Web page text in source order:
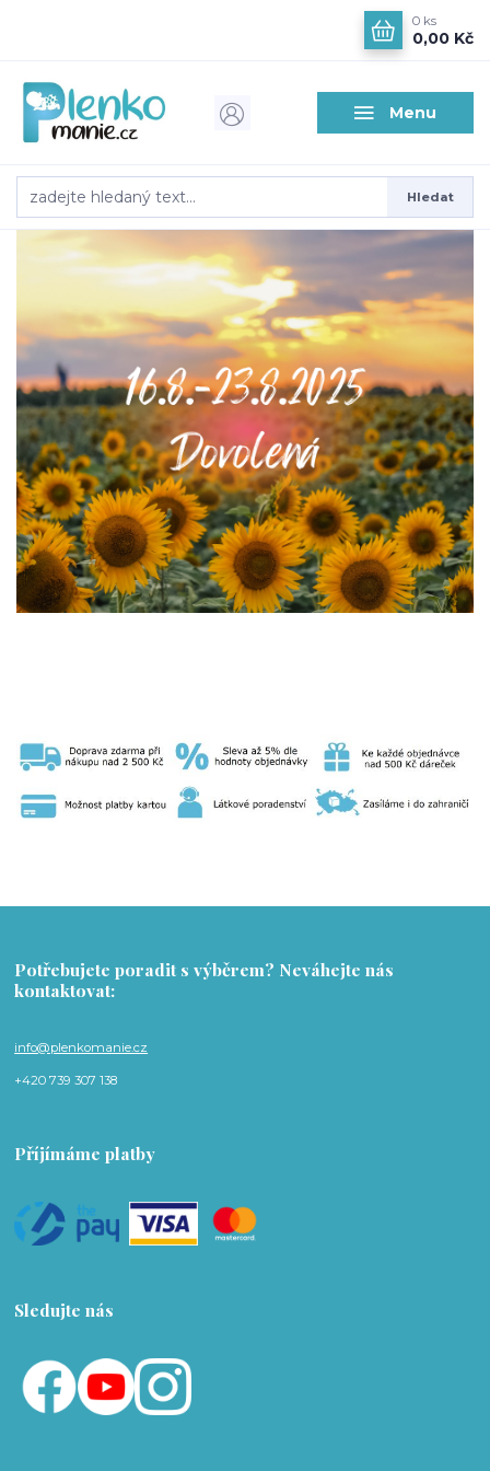
Menu
Hledat
0 ks
0,00 Kč
Potřebujete poradit s výběrem? Neváhejte nás
kontaktovat:
info@plenkomanie.cz
+420 739 307 138
Příjímáme platby
Sledujte nás